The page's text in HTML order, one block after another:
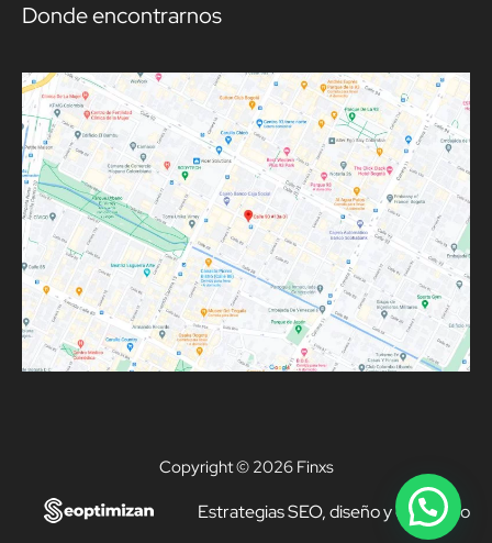
Donde encontrarnos
Copyright © 2026 Finxs
Estrategias SEO, diseño y desarrollo